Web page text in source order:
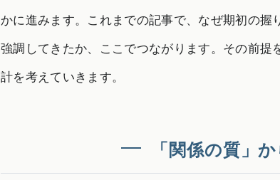
かに進みます。これまでの記事で、なぜ期初の握
強調してきたか、ここでつながります。その前提
計を考えていきます。
「関係の質」